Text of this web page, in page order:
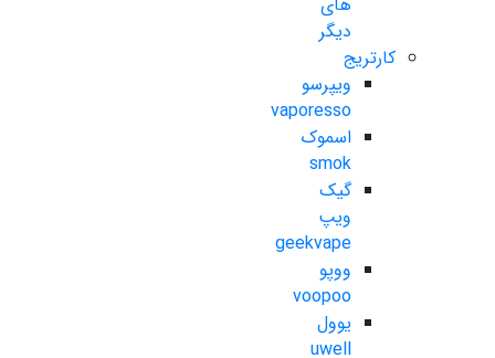
دیگر
کارتریج
ویپرسو
vaporesso
اسموک
smok
گیک
ویپ
geekvape
ووپو
voopoo
یوول
uwell